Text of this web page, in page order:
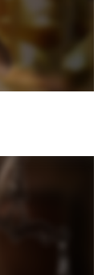
381 Articulos